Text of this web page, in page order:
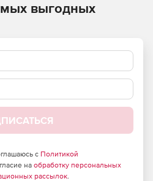
даннных, при этом создается
обеспечить безопасность
контролировать, кто в
с клон SQL представляет
Сначала создается образ
виртуальный жесткий диск
и клонов можно
выгодных
с Политикой
на обработку персональных
рассылок.